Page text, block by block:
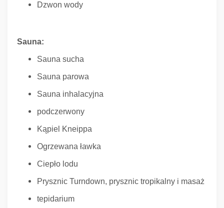
Dzwon wody
Sauna:
Sauna sucha
Sauna parowa
Sauna inhalacyjna
podczerwony
Kąpiel Kneippa
Ogrzewana ławka
Ciepło lodu
Prysznic Turndown, prysznic tropikalny i masaż
tepidarium